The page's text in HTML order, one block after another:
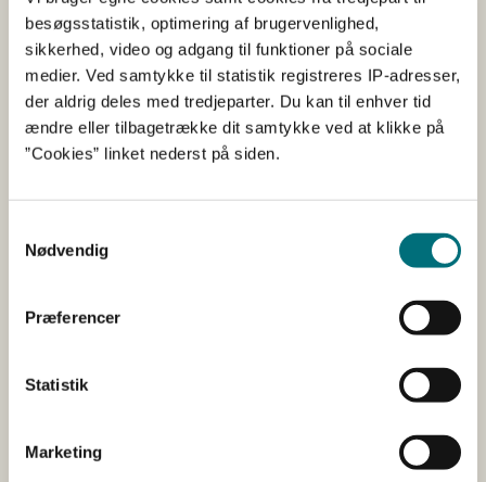
besøgsstatistik, optimering af brugervenlighed,
sikkerhed, video og adgang til funktioner på sociale
medier. Ved samtykke til statistik registreres IP-adresser,
der aldrig deles med tredjeparter. Du kan til enhver tid
ændre eller tilbagetrække dit samtykke ved at klikke på
”Cookies” linket nederst på siden.
Nødvendig
Præferencer
Statistik
Marketing
Kan ødelægge
tomatproduktionen
Tomatskrumpe-virus er et eksempel på en
plantesygdom, som vi meget gerne vil holde ude af
tomatplante, der er tale om. Plantens blade vil typisk
ændre farve, få pletter og blive rynkede. Frugterne bliver
blive deforme, rynkede og få en uens modning.
ødelægge en hel tomatproduktion, hvis den rigtig får fat.
verden produktet sælges fra, hvis du køber planter eller
frø på internettet,” siger Kristine Riskær.